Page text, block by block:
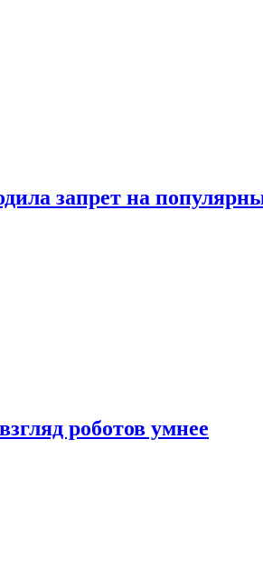
запрет на
роботов умнее